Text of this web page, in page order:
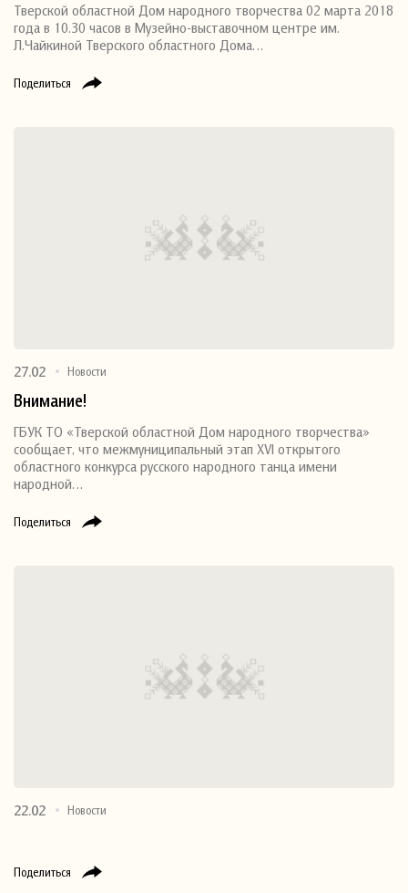
Поделиться
Тверской областной Дом народного творчества 02 марта 2018
года в 10.30 часов в Музейно-выставочном центре им.
Л.Чайкиной Тверского областного Дома…
Поделиться
27.02 Новости
Внимание!
ГБУК ТО «Тверской областной Дом народного творчества»
сообщает, что межмуниципальный этап XVI открытого
областного конкурса русского народного танца имени
народной…
Поделиться
22.02 Новости